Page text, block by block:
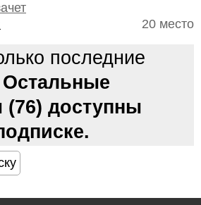
20 место
последние
Остальные
(76) доступны